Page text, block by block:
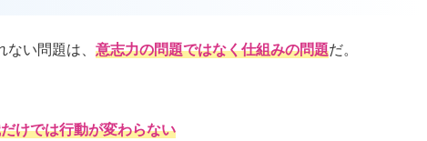
い問題は、 意志力の問題ではなく仕組みの問題だ。
けでは行動が変わらない